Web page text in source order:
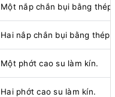
Một nắp chắn bụi bằng thép.
Hai nắp chắn bụi bằng thép.
Một phớt cao su làm kín.
Hai phớt cao su làm kín.